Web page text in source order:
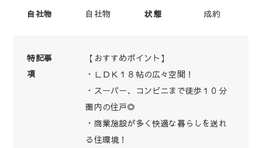
自社物 自社物 状態 成約
特記事
項
【おすすめポイント】
・ＬＤＫ１８帖の広々空間！
・スーパー、コンビニまで徒歩１０分
圏内の住戸◎
・商業施設が多く快適な暮らしを送れ
る住環境！